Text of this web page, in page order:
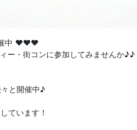
催中 ♥♥♥
ー・街コンに参加してみませんか♪♪
と開催中♪
ています！